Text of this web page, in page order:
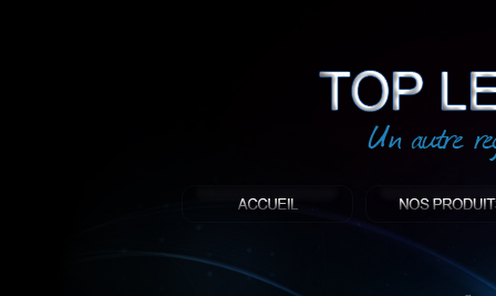
: Top led world
Produit décoratif led
Objet publicitaire led
éclairage blanc led